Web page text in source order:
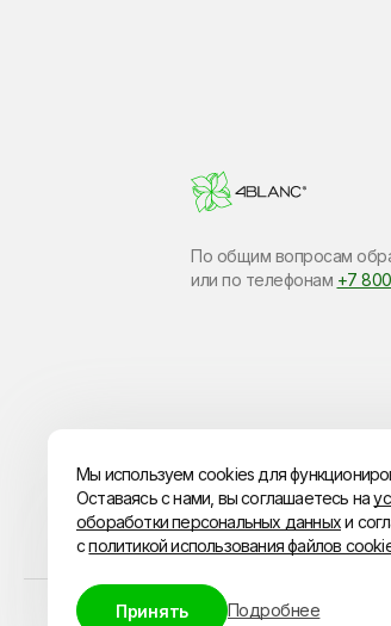
По общим вопросам
или по​ телефонам +7
© ИП Владимиров Павел
Мы используем cookies для
Оставаясь с нами, вы соглашаетесь на
обоработки персональных данныхи
сполитикой использования файлов
Принять Подробнее